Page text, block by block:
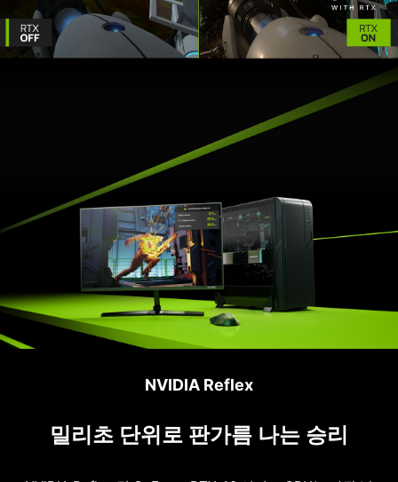
NVIDIA Reflex
밀리초 단위로 판가름 나는 승리